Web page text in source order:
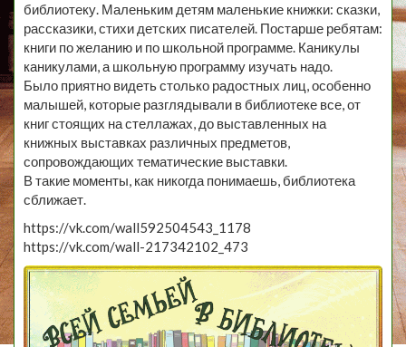
библиотеку. Маленьким детям маленькие книжки: сказки,
рассказики, стихи детских писателей. Постарше ребятам:
книги по желанию и по школьной программе. Каникулы
каникулами, а школьную программу изучать надо.
Было приятно видеть столько радостных лиц, особенно
малышей, которые разглядывали в библиотеке все, от
книг стоящих на стеллажах, до выставленных на
книжных выставках различных предметов,
сопровождающих тематические выставки.
В такие моменты, как никогда понимаешь, библиотека
сближает.
https://vk.com/wall592504543_1178
https://vk.com/wall-217342102_473